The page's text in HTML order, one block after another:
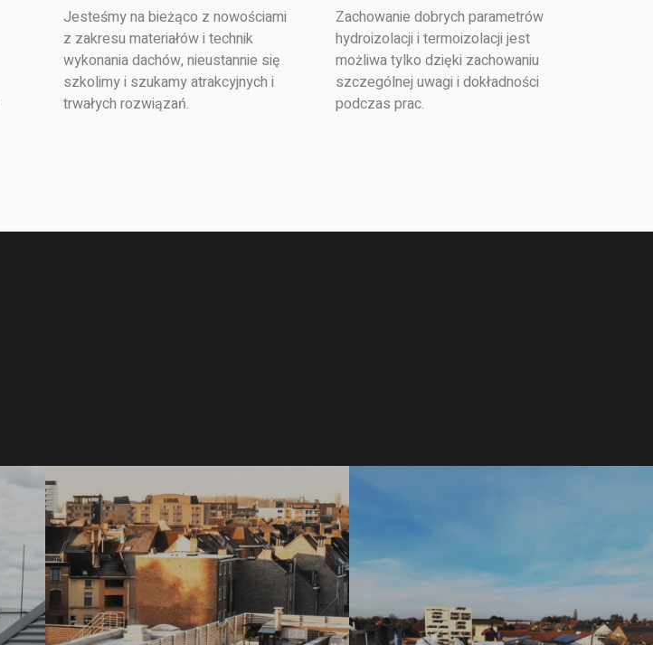
Jesteśmy na bieżąco z nowościami
z zakresu materiałów i technik
wykonania dachów, nieustannie się
szkolimy i szukamy atrakcyjnych i
trwałych rozwiązań.
Zachowanie dobrych parametrów
hydroizolacji i termoizolacji jest
możliwa tylko dzięki zachowaniu
szczególnej uwagi i dokładności
podczas prac.